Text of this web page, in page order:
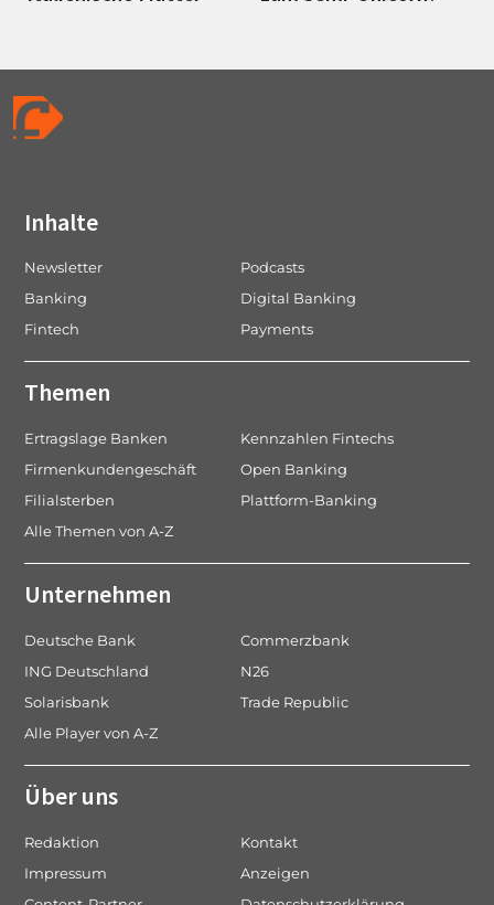
Inhalte
Newsletter
Podcasts
Banking
Digital Banking
Fintech
Payments
Themen
Ertragslage Banken
Kennzahlen Fintechs
Firmenkundengeschäft
Open Banking
Filialsterben
Plattform-Banking
Alle Themen von A-Z
Unternehmen
Deutsche Bank
Commerzbank
ING Deutschland
N26
Solarisbank
Trade Republic
Alle Player von A-Z
Über uns
Redaktion
Kontakt
Impressum
Anzeigen